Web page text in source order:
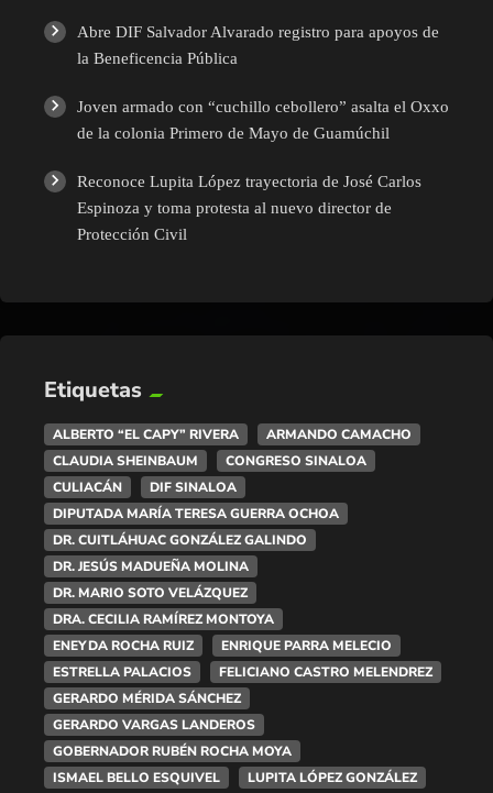
Abre DIF Salvador Alvarado registro para apoyos de
la Beneficencia Pública
Joven armado con “cuchillo cebollero” asalta el Oxxo
de la colonia Primero de Mayo de Guamúchil
Reconoce Lupita López trayectoria de José Carlos
Espinoza y toma protesta al nuevo director de
Protección Civil
Etiquetas
ALBERTO “EL CAPY” RIVERA
ARMANDO CAMACHO
CLAUDIA SHEINBAUM
CONGRESO SINALOA
CULIACÁN
DIF SINALOA
DIPUTADA MARÍA TERESA GUERRA OCHOA
DR. CUITLÁHUAC GONZÁLEZ GALINDO
DR. JESÚS MADUEÑA MOLINA
DR. MARIO SOTO VELÁZQUEZ
DRA. CECILIA RAMÍREZ MONTOYA
ENEYDA ROCHA RUIZ
ENRIQUE PARRA MELECIO
ESTRELLA PALACIOS
FELICIANO CASTRO MELENDREZ
GERARDO MÉRIDA SÁNCHEZ
GERARDO VARGAS LANDEROS
GOBERNADOR RUBÉN ROCHA MOYA
ISMAEL BELLO ESQUIVEL
LUPITA LÓPEZ GONZÁLEZ